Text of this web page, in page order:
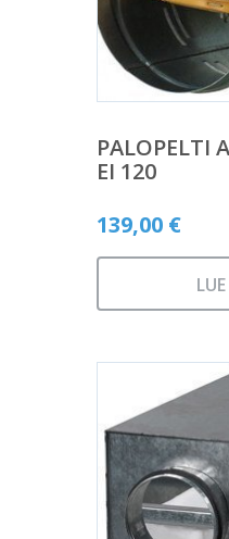
PALOPELTI
EI 120
139,00 €